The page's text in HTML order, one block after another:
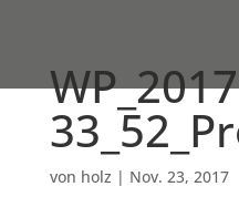
von holz | Nov. 23, 2017